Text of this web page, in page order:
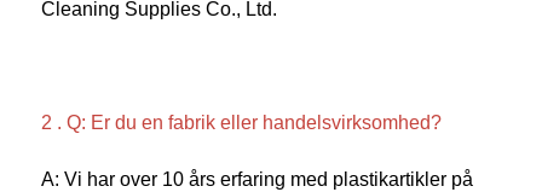
Cleaning Supplies Co., Ltd.
2 . Q: Er du en fabrik eller handelsvirksomhed?
A: Vi har over 10 års erfaring med plastikartikler på